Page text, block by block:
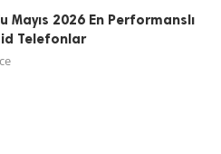
Mayıs 2026 En Performanslı
Telefonlar